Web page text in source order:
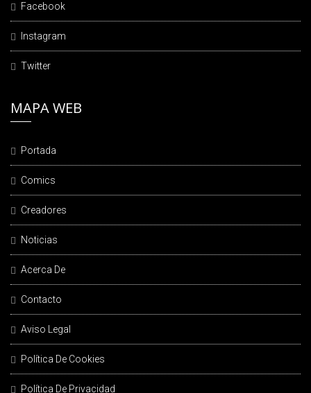
Facebook
Instagram
Twitter
MAPA WEB
Portada
Comics
Creadores
Noticias
Acerca De
Contacto
Aviso Legal
Política De Cookies
Política De Privacidad